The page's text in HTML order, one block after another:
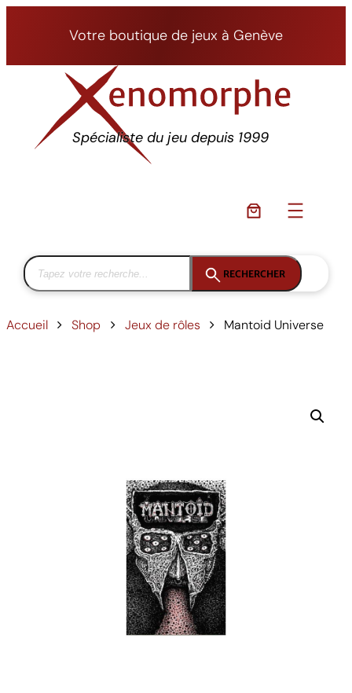
Votre boutique de jeux à Genève
Spécialiste du jeu depuis 1999
RECHERCHER
Accueil Shop Jeux de rôles Mantoid Universe